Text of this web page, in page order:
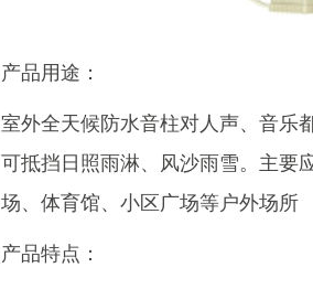
产品用途：
室外全天候防水音柱对人声、音乐
可抵挡日照雨淋、风沙雨雪。主要
场、体育馆、小区广场等户外场所
产品特点：